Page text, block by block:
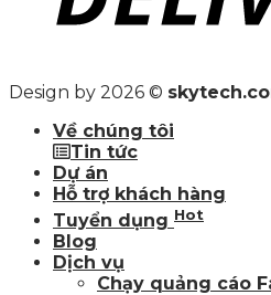
Design by 2026 ©
Về chúng tôi
Tin tức
Dự án
Hỗ trợ khách hàng
Tuyển dụng Hot
Blog
Dịch vụ
Chạy quảng cáo